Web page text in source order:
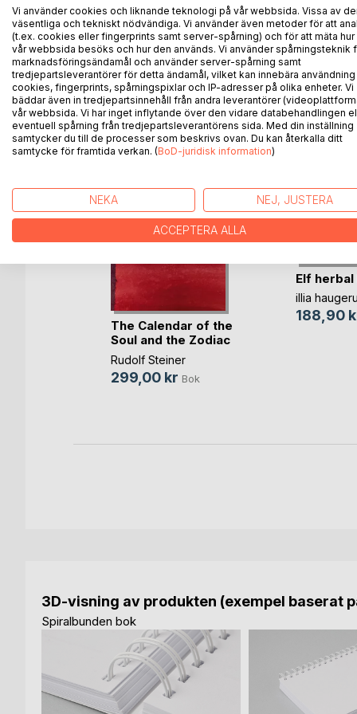
övningar, inspirerande reflektioner och
balans och ny energi genom naturens läkande
ANDRA TITLAR HOS
The Calendar of the
Soul and the Zodiac
Rudolf Steiner
299,00 kr Bok
Elf
illia
188,90
3D-visning av produkten (exempel baserat
Spiralbunden bok
Vi använder cookies och liknande teknologi på vår webbsida. Vissa av
väsentliga och tekniskt nödvändiga. Vi använder även metoder för att
(t.ex. cookies eller fingerprints samt server-spårning) och för att mäta hur
vår webbsida besöks och hur den används. Vi använder spårningsteknik
marknadsföringsändamål och använder server-spårning samt
tredjepartsleverantörer för detta ändamål, vilket kan innebära användning
cookies, fingerprints, spårningspixlar och IP-adresser på olika enheter. Vi
bäddar även in tredjepartsinnehåll från andra leverantörer
vår webbsida. Vi har inget inflytande över den vidare databehandlingen
eventuell spårning från tredjepartsleverantörens sida. Med din inställning
samtycker du till de processer som beskrivs ovan. Du kan återkalla ditt
samtycke för framtida verkan. (BoD-juridisk information)
NEKA NEJ, JUSTERA
ACCEPTERA ALLA